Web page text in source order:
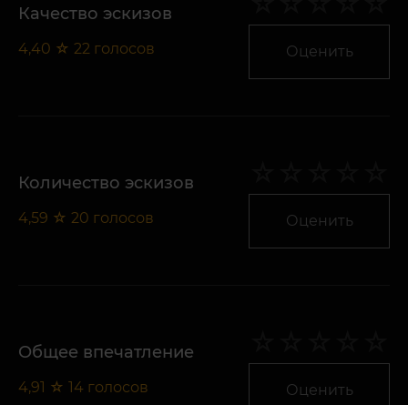
Качество эскизов
4,40 ☆ 22 голосов Оценить
Количество эскизов
4,59 ☆ 20 голосов Оценить
Общее впечатление
4,91 ☆ 14 голосов Оценить